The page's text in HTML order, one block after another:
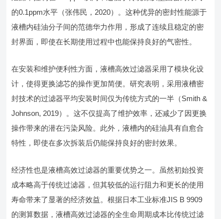
的0.1ppm水平（张伟民，2020）。这种优异的密封性能源于
液槽内硅油分子间的范德华力作用，形成了连续且稳定的密
封界面，即使在长期使用过程中也能保持良好的气密性。
在安装和维护便利性方面，液槽高效过滤器采用了模块化设
计，使得更换滤芯的操作更加简便。研究表明，采用液槽密
封技术的过滤器平均安装时间仅为传统方式的一半（Smith &
Johnson, 2019）。这不仅提高了维护效率，还减少了因更换
操作带来的潜在污染风险。此外，液槽内的硅油具有自愈合
特性，即使在多次拆装后仍能保持良好的密封效果。
经济性也是液槽高效过滤器的重要优势之一。虽然初始投资
成本略高于传统过滤器，但其较低的运行阻力和更长的使用
寿命带来了显著的经济效益。根据日本工业标准JIS B 9909
的测算数据，液槽高效过滤器的全生命周期成本比传统过滤